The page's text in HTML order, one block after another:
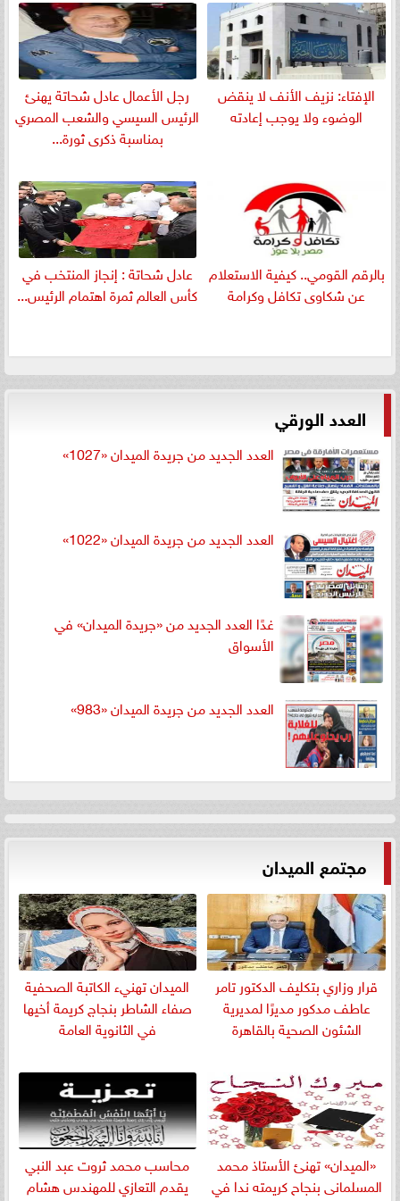
الإفتاء: نزيف الأنف لا ينقض
الوضوء ولا يوجب إعادته
رجل الأعمال عادل شحاتة يهنئ
الرئيس السيسي والشعب المصري
بمناسبة ذكرى ثورة...
بالرقم القومي.. كيفية الاستعلام
عن شكاوى تكافل وكرامة
عادل شحاتة : إنجاز المنتخب في
كأس العالم ثمرة اهتمام الرئيس...
العدد الورقي
العدد الجديد من جريدة الميدان «1027»
العدد الجديد من جريدة الميدان «1022»
غدًا العدد الجديد من «جريدة الميدان» في
الأسواق
العدد الجديد من جريدة الميدان «983»
مجتمع الميدان
قرار وزاري بتكليف الدكتور تامر
عاطف مدكور مديرًا لمديرية
الشئون الصحية بالقاهرة
الميدان تهنيء الكاتبة الصحفية
صفاء الشاطر بنجاج كريمة أخيها
في الثانوية العامة
«الميدان» تهنئ الأستاذ محمد
المسلمانى بنجاح كريمته ندا في
​محاسب محمد ثروت عبد النبي
يقدم التعازي للمهندس هشام